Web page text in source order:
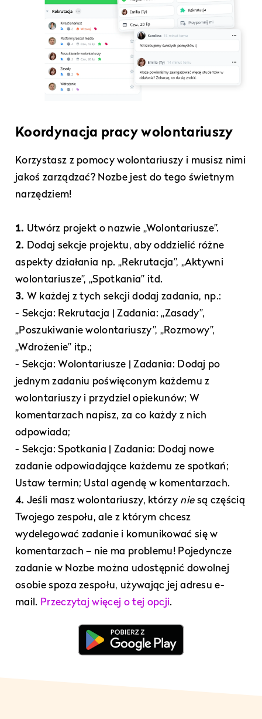
Koordynacja pracy wolontariuszy
Korzystasz z pomocy wolontariuszy i musisz nimi
jakoś zarządzać? Nozbe jest do tego świetnym
narzędziem!
1. Utwórz projekt o nazwie „Wolontariusze”.
2. Dodaj sekcje projektu, aby oddzielić różne
aspekty działania np. „Rekrutacja”, „Aktywni
wolontariusze”, „Spotkania” itd.
3. W każdej z tych sekcji dodaj zadania, np.:
- Sekcja: Rekrutacja | Zadania: „Zasady”,
„Poszukiwanie wolontariuszy”, „Rozmowy”,
„Wdrożenie” itp.;
- Sekcja: Wolontariusze | Zadania: Dodaj po
jednym zadaniu poświęconym każdemu z
wolontariuszy i przydziel opiekunów; W
komentarzach napisz, za co każdy z nich
odpowiada;
- Sekcja: Spotkania | Zadania: Dodaj nowe
zadanie odpowiadające każdemu ze spotkań;
Ustaw termin; Ustal agendę w komentarzach.
4. Jeśli masz wolontariuszy, którzy niesą częścią
Twojego zespołu, ale z którym chcesz
wydelegować zadanie i komunikować się w
komentarzach – nie ma problemu! Pojedyncze
zadanie w Nozbe można udostępnić dowolnej
osobie spoza zespołu, używając jej adresu e-
mail. Przeczytaj więcej o tej opcji.